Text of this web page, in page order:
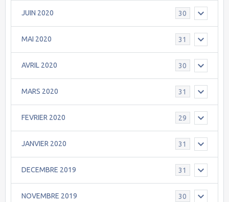
JUIN 2020 30
MAI 2020 31
AVRIL 2020 30
MARS 2020 31
FEVRIER 2020 29
JANVIER 2020 31
DECEMBRE 2019 31
NOVEMBRE 2019 30